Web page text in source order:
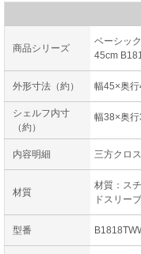
商品シリーズ
ベーシッ
45cm
外形寸法（約） 幅45×奥
シェルフ内寸
（約）
幅38×奥
内容明細 三方クロ
材質
材質：ス
ドスリー
型番